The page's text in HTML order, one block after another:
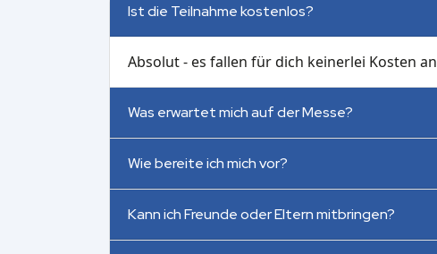
Ist die Teilnahme kostenlos?
Absolut - es fallen für dich keinerlei Kosten
Was erwartet mich auf der Messe?
Wie bereite ich mich vor?
Kann ich Freunde oder Eltern mitbringen?